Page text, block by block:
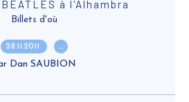
à l'Alhambra
Billets d'où
28.11.2011 …
Dan SAUBION